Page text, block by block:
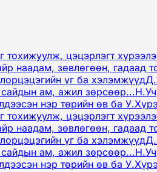
цэцэрлэгт
наадам, зөвлөгөөн, гадаад
үг ба хэлэмжүүд
ам, ажил зөрсөөр...
нэр төрийн өв ба
цэцэрлэгт
наадам, зөвлөгөөн, гадаад
үг ба хэлэмжүүд
ам, ажил зөрсөөр...
нэр төрийн өв ба